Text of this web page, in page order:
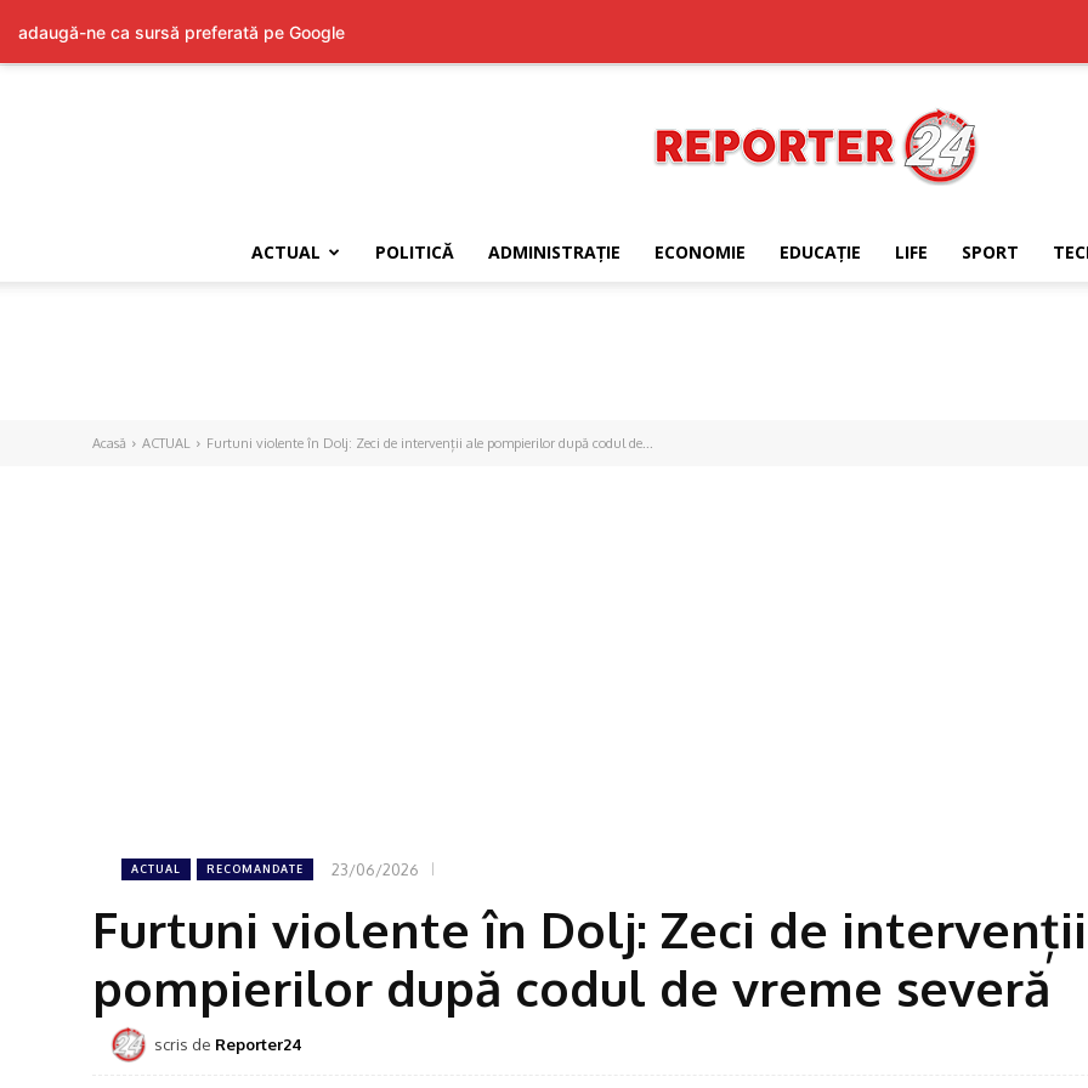
ACTUAL POLITICĂ ADMINISTRAŢIE ECONOMIE EDUCAŢIE LIFE SPORT
Acasă ACTUAL Furtuni violente în Dolj: Zeci de intervenții ale pompierilor după codul de...
ACTUAL RECOMANDATE 23/06/2026
Furtuni violente în Dolj: Zeci de
pompierilor după codul de vreme severă
scris de Reporter24
adaugă-ne ca sursă preferată pe Google